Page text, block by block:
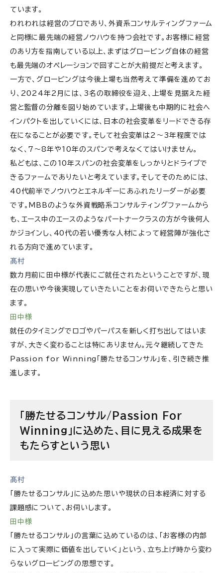
ています。
われわれは経営のプロであり、外資系コンサルティングファーム
と同様に最先端の経営ノウハウを持つ会社です。お客様に経営
のあり方を指南している以上、まずはグロービング自体の経営
も最先端のオペレーションで回すことが大前提だと考えます。
一方で、グロービングは今後上場も当然考えて準備を進めてお
り、2024年2月には、3名の取締役を迎え、上場を見据えた経
営と監督の分離を図り始めています。上場後も中期的に社会へ
インパクトを出していくには、日本の社会変革をリードできる存
在になることが必要です。そして社会変革は2〜3年程度では
なく、7〜8年や10年のスパンで考えなくてはいけません。
私どもは、この10年スパンの社会変革をしっかりとドライブで
きるファームでありたいと考えています。そしてそのためには、
40代前半でノウハウとエネルギーにあふれたリーダーが必要
です。MBBのような外資戦略系コンサルティングファームから
も、エース中のエースのようなパートナークラスの方が今後何人
かジョインし、40代の若い優秀な人材によって経営陣が強化さ
れる方向で進めています。
髙村
数カ月前に田中様が代表にご就任されたということですが、現
在の思いや今後実現していきたいことをお伺いできたらと思い
ます。
田中様
就任のタイミングでロゴやパーパスを新しく打ち出してはいま
すが、大きく変わることは特にありません。元々継続してきた
Passion for Winning「勝たせるコンサル」を、引き続き推
進します。
「勝たせるコンサル/Passion For
Winning」に込めた、目に見える成果を
もたらすという思い
髙村
「勝たせるコンサル」に込めた思いや現状の日本経済に対する
課題感について、お伺いします。
田中様
「勝たせるコンサル」の言葉に込めているのは、「お客様の内部
に入って実際に価値を出していく」という、立ち上げ時から変わ
らないグロービングの思想です。